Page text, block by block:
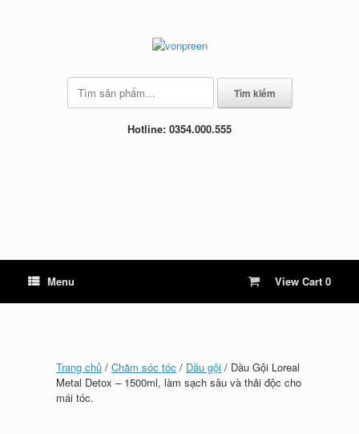
Tìm
kiếm:
Tìm kiếm
Hotline: 0354.000.555
Menu View
shopping
cart
View Cart 0
Trang chủ / Chăm sóc tóc / Dầu gội / Dầu Gội Loreal
Metal Detox – 1500ml, làm sạch sâu và thải độc cho
mái tóc.